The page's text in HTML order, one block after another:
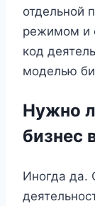
отдельной
режимом и
код
моделью
Нужно
бизнес
Иногда да.